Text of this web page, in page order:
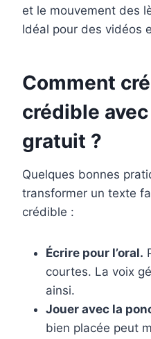
et le mouvement des
Idéal pour des vidéos
Comment
crédible
gratuit ?
Quelques bonnes
transformer un texte
crédible :
Écrire pour l’oral.
courtes. La voix
ainsi.
Jouer avec la
bien placée peut